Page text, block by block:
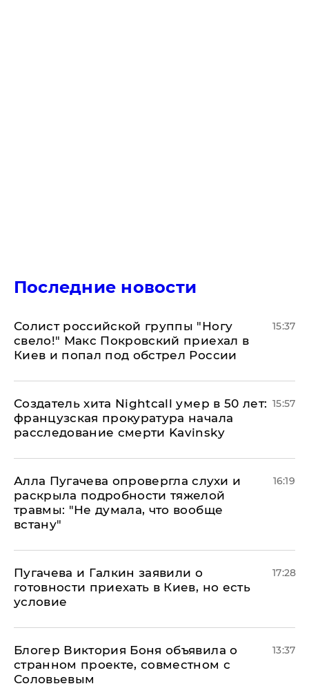
Последние новости
Солист российской группы "Ногу
свело!" Макс Покровский приехал в
Киев и попал под обстрел России
15:37
Создатель хита Nightcall умер в 50 лет:
французская прокуратура начала
расследование смерти Kavinsky
15:57
Алла Пугачева опровергла слухи и
раскрыла подробности тяжелой
травмы: "Не думала, что вообще
встану"
16:19
Пугачева и Галкин заявили о
готовности приехать в Киев, но есть
условие
17:28
Блогер Виктория Боня объявила о
странном проекте, совместном с
Соловьевым
13:37